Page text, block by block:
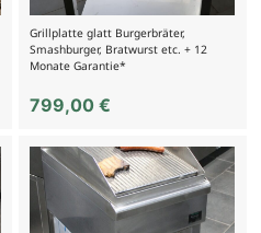
Grillplatte glatt Burgerbräter,
Smashburger, Bratwurst etc. + 12
Monate Garantie*
799,00€